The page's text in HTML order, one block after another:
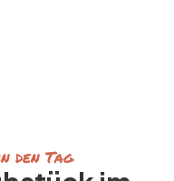
den Tag